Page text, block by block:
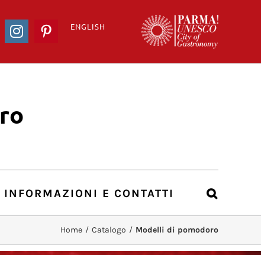
ENGLISH
InstagramPinterest
INFORMAZIONI E CONTATTI
Home / Catalogo / Modelli di pomodoro